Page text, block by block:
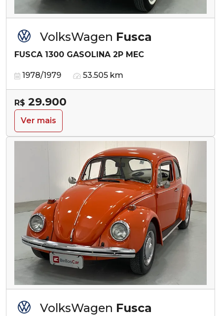
VolksWagen Fusca
FUSCA 1300 GASOLINA 2P MEC
1978/1979 53.505 km
R$ 29.900
Ver mais
VolksWagen Fusca